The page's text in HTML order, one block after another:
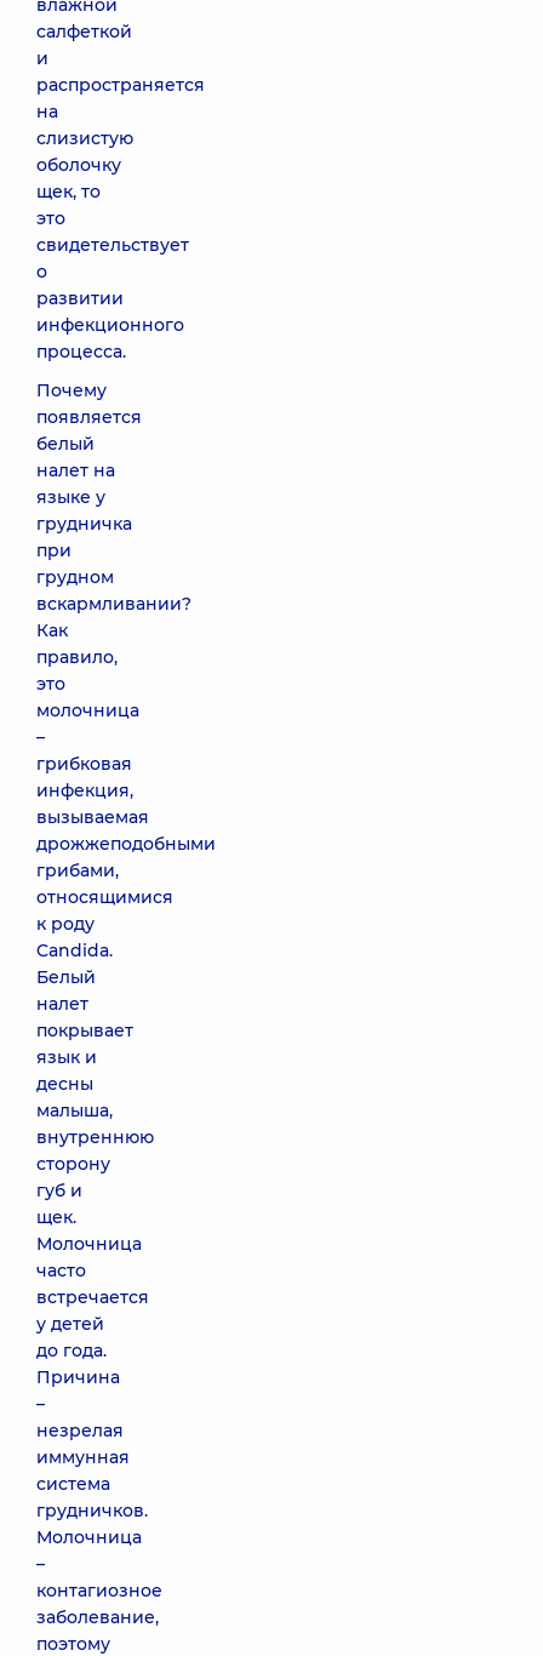
влажной
салфеткой
и
распространяется
на
слизистую
оболочку
щек, то
это
свидетельствует
о
развитии
инфекционного
процесса.
Почему
появляется
белый
налет на
языке у
грудничка
при
грудном
вскармливании?
Как
правило,
это
молочница
–
грибковая
инфекция,
вызываемая
дрожжеподобными
грибами,
относящимися
к роду
Candida.
Белый
налет
покрывает
язык и
десны
малыша,
внутреннюю
сторону
губ и
щек.
Молочница
часто
встречается
у детей
до года.
Причина
–
незрелая
иммунная
система
грудничков.
Молочница
–
контагиозное
заболевание,
поэтому